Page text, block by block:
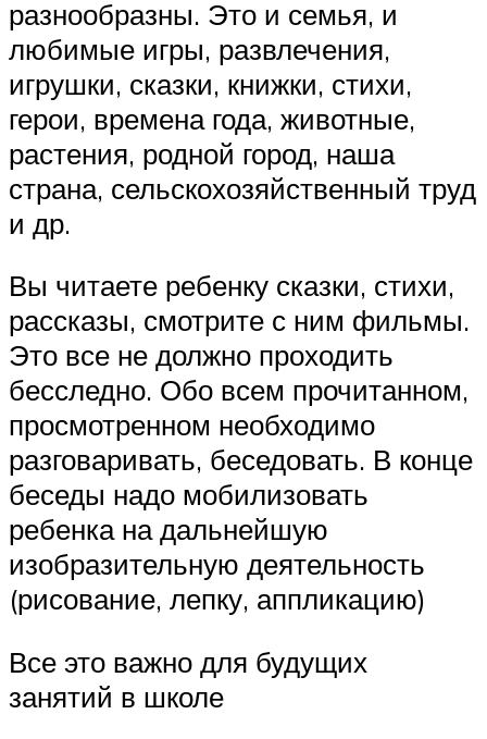
разнообразны. Это и семья, и
любимые игры, развлечения,
игрушки, сказки, книжки, стихи,
герои, времена года, животные,
растения, родной город, наша
страна, сельскохозяйственный труд
и др.
Вы читаете ребенку сказки, стихи,
рассказы, смотрите с ним фильмы.
Это все не должно проходить
бесследно. Обо всем прочитанном,
просмотренном необходимо
разговаривать, беседовать. В конце
беседы надо мобилизовать
ребенка на дальнейшую
изобразительную деятельность
(рисование, лепку, аппликацию)
Все это важно для будущих
занятий в школе